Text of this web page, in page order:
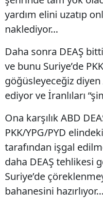
yardım elini uzatıp
naklediyor…
Daha sonra DEAŞ
ve bunu Suriye’de
göğüsleyeceğiz
ediyor ve İranlıları
Ona karşılık ABD
PKK/YPG/PYD
tarafından işgal
daha DEAŞ tehlikesi
Suriye’de
bahanesini